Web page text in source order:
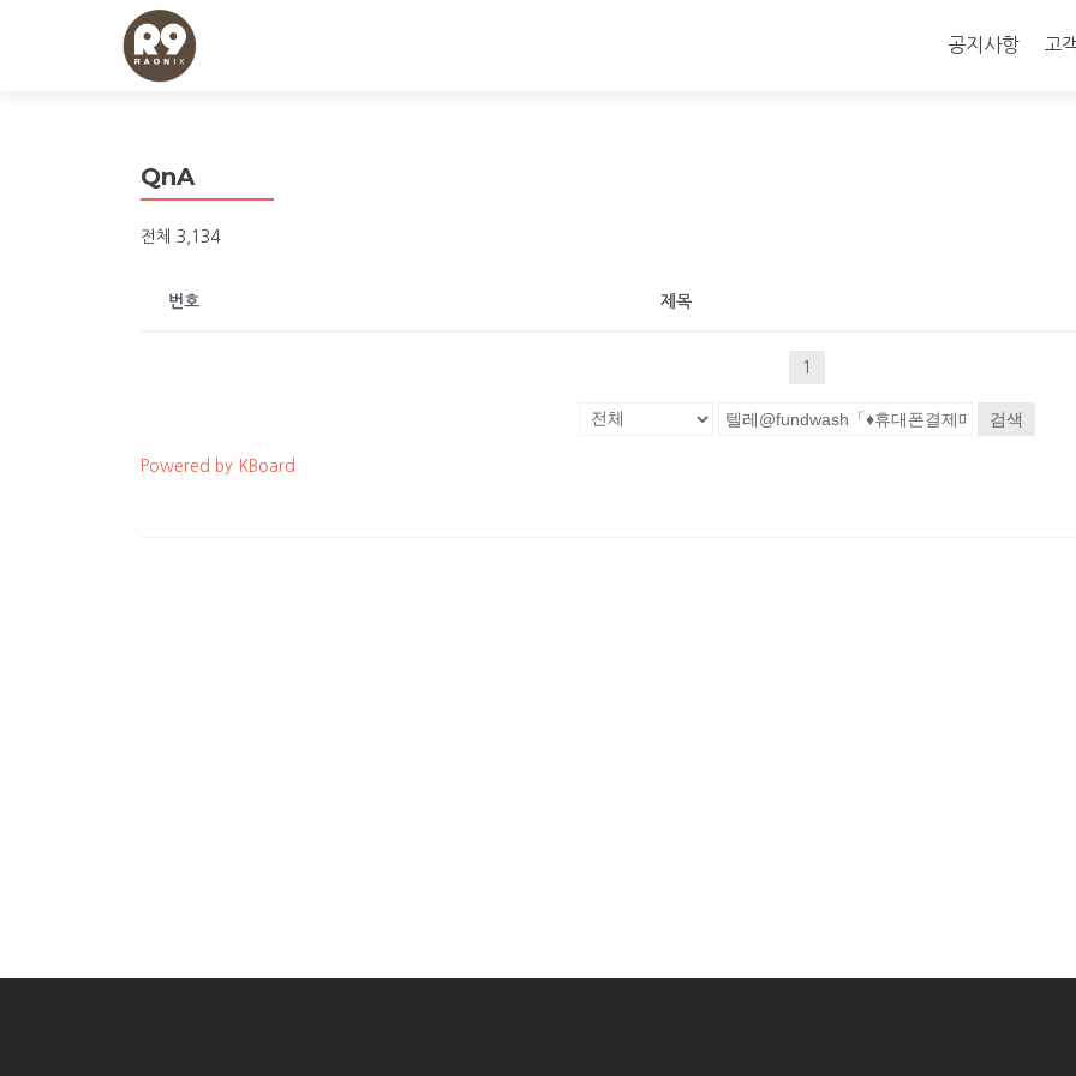
텐
공지사항 고
QnA
전체 3,134
번호 제목
1
검색
Powered by KBoard